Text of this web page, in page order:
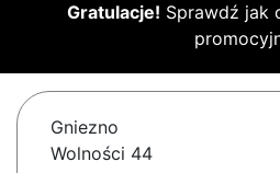
Gratulacje! Sprawdź jak
Gniezno
Wolności 44